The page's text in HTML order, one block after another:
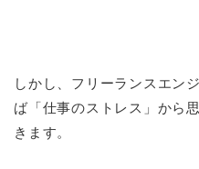
しかし、フリーランスエン
ば「仕事のストレス」から
きます。